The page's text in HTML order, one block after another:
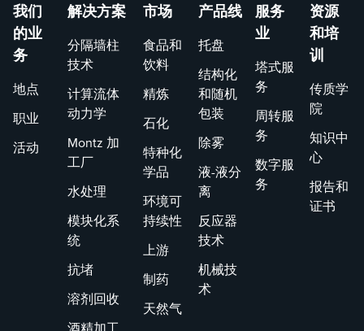
我们
的业
务
地点
职业
活动
解决方案
分隔墙柱
技术
计算流体
动力学
Montz 加
工厂
水处理
模块化系
统
抗堵
溶剂回收
市场
食品和
饮料
精炼
石化
特种化
学品
环境可
持续性
上游
制药
天然气
产品线
托盘
结构化
和随机
包装
除雾
液-液分
离
反应器
技术
机械技
术
服务
业
塔式服
务
周转服
务
数字服
务
资源
和培
训
传质学
院
知识中
心
报告和
证书